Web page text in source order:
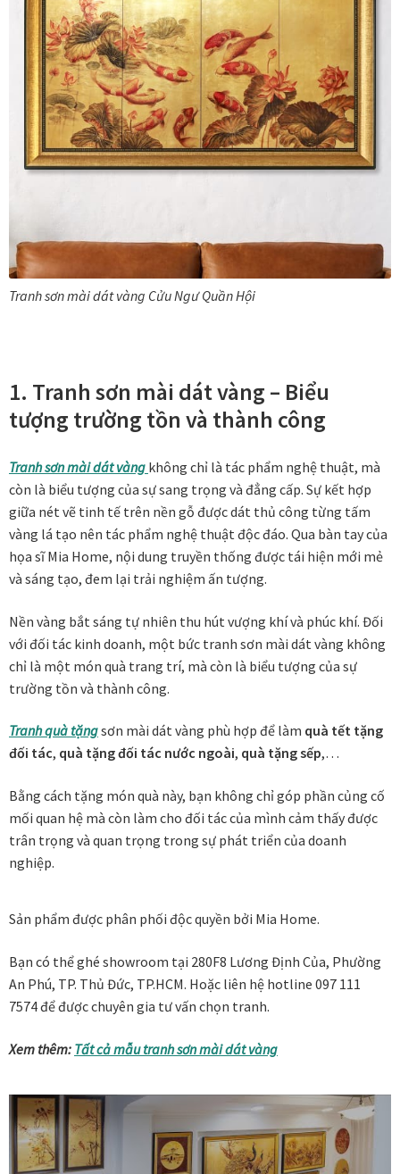
Điều Khoản Sử Dụng
Hoa Xuân – Tranh sơn mài hoa
Kim Mã – Tranh sơn mài dát vàng
Liên Diệp collection
Liên Hoa – Tranh hoa sen sơn mài
Reflections by the River
Tranh ánh kim Collection
Tranh điêu khắc gỗ Collection
Tranh sơn mài Thư Pháp
Trống Đồng Collection
Vũ khúc thiên nga Collection
Wheels of Time
Tranh chim sếu nghệ thuật
Các dòng giấy in Giclee
Catalogue
Dây treo Tết Bính Ngọ 2026
Đóng khung ảnh
Tranh sơn mài dát vàng Cửu Ngư Quần Hội
1. Tranh sơn mài dát vàng – Biểu
tượng trường tồn và thành công
Tranh sơn mài dát vàng không chỉ là tác phẩm nghệ thuật, mà
còn là biểu tượng của sự sang trọng và đẳng cấp. Sự kết hợp
giữa nét vẽ tinh tế trên nền gỗ được dát thủ công từng tấm
vàng lá tạo nên tác phẩm nghệ thuật độc đáo. Qua bàn tay của
họa sĩ Mia Home, nội dung truyền thống được tái hiện mới mẻ
và sáng tạo, đem lại trải nghiệm ấn tượng.
Nền vàng bắt sáng tự nhiên thu hút vượng khí và phúc khí. Đối
với đối tác kinh doanh, một bức tranh sơn mài dát vàng không
chỉ là một món quà trang trí, mà còn là biểu tượng của sự
trường tồn và thành công.
Tranh quà tặngsơn mài dát vàng phù hợp để làm quà tết tặng
đối tác, quà tặng đối tác nước ngoài, quà tặng sếp,…
Bằng cách tặng món quà này, bạn không chỉ góp phần củng cố
mối quan hệ mà còn làm cho đối tác của mình cảm thấy được
trân trọng và quan trọng trong sự phát triển của doanh
nghiệp.
Sản phẩm được phân phối độc quyền bởi Mia Home.
Bạn có thể ghé showroom tại 280F8 Lương Định Của, Phường
An Phú, TP. Thủ Đức, TP.HCM. Hoặc liên hệ hotline 097 111
7574 để được chuyên gia tư vấn chọn tranh.
Xem thêm: Tất cả mẫu tranh sơn mài dát vàng